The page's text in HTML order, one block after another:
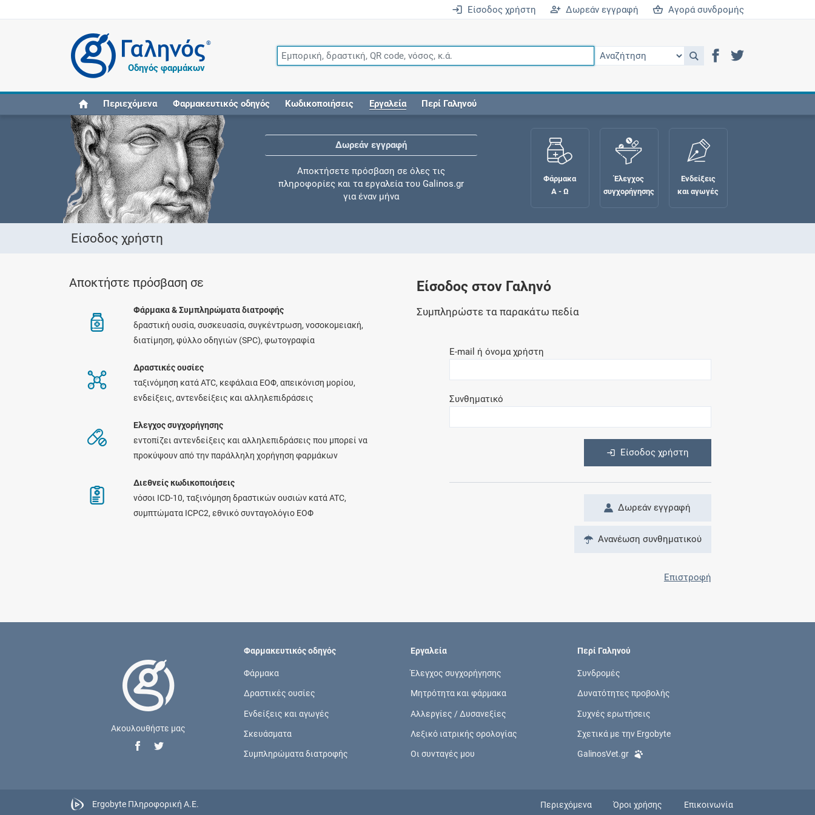
Είσοδος χρήστη Δωρεάν εγγραφή Αγορά συνδρομής
®
Οδηγός φαρμάκων
Περιεχόμενα Φαρμακευτικός οδηγός Κωδικοποιήσεις Εργαλεία Περί Γαληνού
Δωρεάν εγγραφή
Αποκτήσετε πρόσβαση σε όλες τις
πληροφορίες και τα εργαλεία του Galinos.gr
για έναν μήνα
Ελέγξτε την αγωγή σας για αντενδείξεις και
Αποθηκεύστε τις συνταγές σας και
μοιραστείτε τις εύκολα και με ασφάλεια
Ενημερωθείτε για την ασφάλεια χορήγησης
ενός φαρμάκου κατά τη διάρκεια της
επιπλέον παροχές των συνδρομητικών
Ενδείξεις και αγωγές
νόσους, συμπτώματα και ιατρικές πράξεις
Φάρμακα
Α - Ω
Έλεγχος
συγχορήγησης
Ενδείξεις
και αγωγές
Είσοδος χρήστη
Αποκτήστε πρόσβαση σε
Φάρμακα & Συμπληρώματα διατροφής
δραστική ουσία, συσκευασία, συγκέντρωση, νοσοκομειακή,
διατίμηση, φύλλο οδηγιών (SPC), φωτογραφία
Δραστικές ουσίες
ταξινόμηση κατά ATC, κεφάλαια ΕΟΦ, απεικόνιση μορίου,
ενδείξεις, αντενδείξεις και αλληλεπιδράσεις
Ελεγχος συγχορήγησης
εντοπίζει αντενδείξεις και αλληλεπιδράσεις που μπορεί να
προκύψουν από την παράλληλη χορήγηση φαρμάκων
Διεθνείς κωδικοποιήσεις
νόσοι ICD-10, ταξινόμηση δραστικών ουσιών κατά ATC,
συμπτώματα ICPC2, εθνικό συνταγολόγιο ΕΟΦ
Είσοδος στον Γαληνό
Συμπληρώστε τα παρακάτω πεδία
E-mail ή όνομα χρήστη
Συνθηματικό
Είσοδος χρήστη
Δωρεάν εγγραφή
Ανανέωση συνθηματικού
Επιστροφή
Ακουλουθήστε μας
Φαρμακευτικός οδηγός
Φάρμακα
Δραστικές ουσίες
Ενδείξεις και αγωγές
Σκευάσματα
Συμπληρώματα διατροφής
Εργαλεία
Έλεγχος συγχορήγησης
Μητρότητα και φάρμακα
Αλλεργίες / Δυσανεξίες
Λεξικό ιατρικής ορολογίας
Οι συνταγές μου
Περί Γαληνού
Συνδρομές
Δυνατότητες προβολής
Συχνές ερωτήσεις
Σχετικά με την Ergobyte
GalinosVet.gr
Ergobyte Πληροφορική Α.Ε. Περιεχόμενα Όροι χρήσης Επικοινωνία